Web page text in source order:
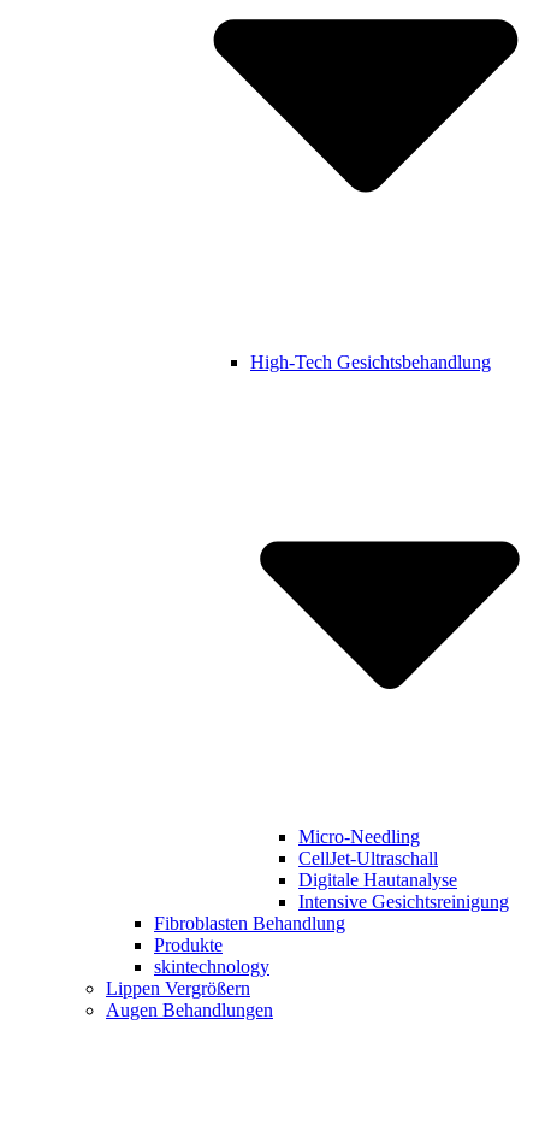
High-Tech Gesichtsbehandlung
Micro-Needling
CellJet-Ultraschall
Digitale Hautanalyse
Intensive Gesichtsreinigung
Fibroblasten Behandlung
Produkte
skintechnology
Lippen Vergrößern
Augen Behandlungen